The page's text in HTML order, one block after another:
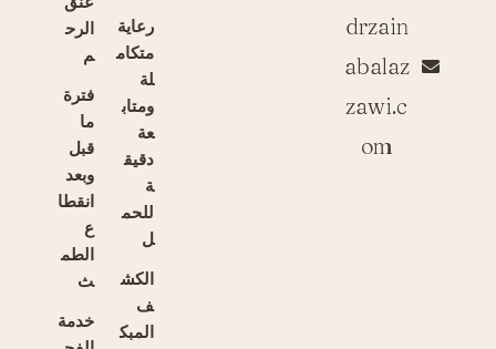
drzain
abalaz
zawi.c
om
رعاية
متكام
لة
ومتاب
عة
دقيق
ة
للحم
ل
الكش
ف
المبك
الرح
م
فترة
ما
قبل
وبعد
انقطا
ع
الطم
ث
خدمة